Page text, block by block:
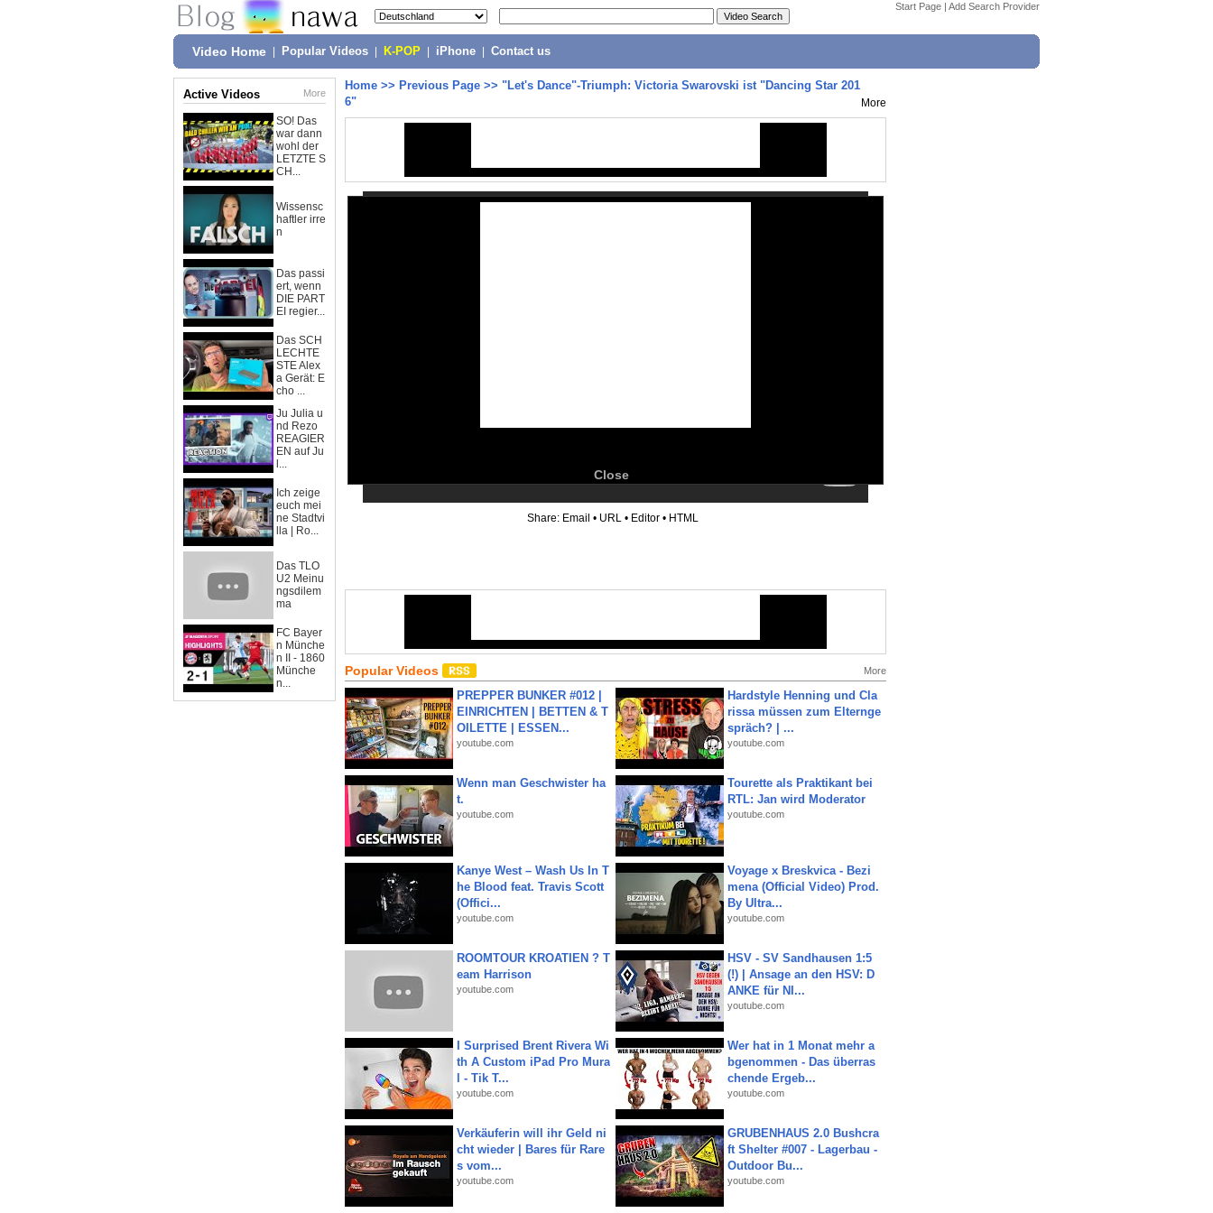
Start Page | Add Search Provider
Video Home Popular Videos K-POP iPhone Contact us
Active Videos More
SO! Das
war dann
wohl der
LETZTE S
CH...
Wissensc
haftler irre
n
Das passi
ert, wenn
DIE PART
EI regier...
Das SCH
LECHTE
STE Alex
a Gerät: E
cho ...
Ju Julia u
nd Rezo
REAGIER
EN auf Ju
l...
Ich zeige
euch mei
ne Stadtvi
lla | Ro...
Das TLO
U2 Meinu
ngsdilem
ma
FC Bayer
n Münche
n II - 1860
Münche
n...
Home >> Previous Page >> "Let's Dance"-Triumph: Victoria Swarovski ist "Dancing Star 201
6"
More
Close
Share: Email • URL • Editor • HTML
Popular Videos More
PREPPER BUNKER #012 |
EINRICHTEN | BETTEN & T
OILETTE | ESSEN...
youtube.com
Hardstyle Henning und Cla
rissa müssen zum Elternge
spräch? | ...
youtube.com
Wenn man Geschwister ha
t.
youtube.com
Tourette als Praktikant bei
RTL: Jan wird Moderator
youtube.com
Kanye West – Wash Us In T
he Blood feat. Travis Scott
(Offici...
youtube.com
Voyage x Breskvica - Bezi
mena (Official Video) Prod.
By Ultra...
youtube.com
ROOMTOUR KROATIEN ? T
eam Harrison
youtube.com
HSV - SV Sandhausen 1:5
(!) | Ansage an den HSV: D
ANKE für NI...
youtube.com
I Surprised Brent Rivera Wi
th A Custom iPad Pro Mura
l - Tik T...
youtube.com
Wer hat in 1 Monat mehr a
bgenommen - Das überras
chende Ergeb...
youtube.com
Verkäuferin will ihr Geld ni
cht wieder | Bares für Rare
s vom...
youtube.com
GRUBENHAUS 2.0 Bushcra
ft Shelter #007 - Lagerbau -
Outdoor Bu...
youtube.com